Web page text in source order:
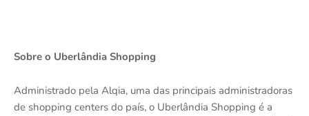
Sobre o Uberlândia Shopping
Administrado pela Alqia, uma das principais administradoras
de shopping centers do país, o Uberlândia Shopping é a